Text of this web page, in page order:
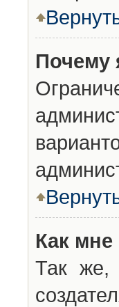
Почему
Как мне
Так же,